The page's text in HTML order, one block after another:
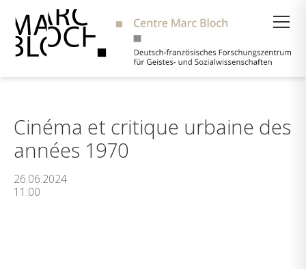
Cinéma et critique urbaine des
années 1970
26.06.2024
11:00